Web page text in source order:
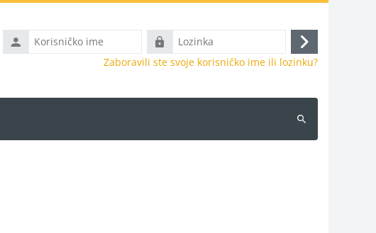
Korisničko
ime
Lozinka
Prijava
Zaboravili ste svoje korisničko ime ili lozinku?
Pretraži
kurseve